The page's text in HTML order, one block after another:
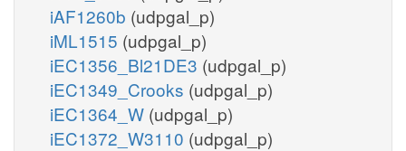
iAF1260b (udpgal_p)
iML1515 (udpgal_p)
iEC1356_Bl21DE3 (udpgal_p)
iEC1349_Crooks (udpgal_p)
iEC1364_W (udpgal_p)
iEC1372_W3110 (udpgal_p)